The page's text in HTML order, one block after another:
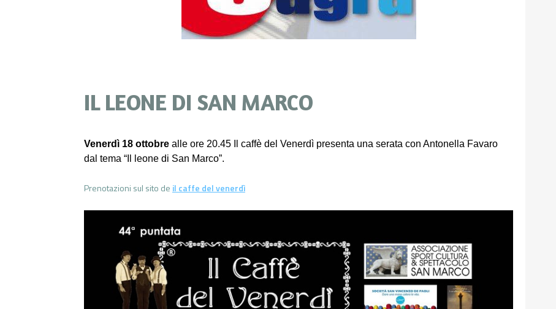
IL LEONE DI SAN MARCO
Venerdì 18 ottobre alle ore 20.45 Il caffè del Venerdì presenta una serata con Antonella Favaro
dal tema “Il leone di San Marco”.
Prenotazioni sul sito de il caffe del venerdì